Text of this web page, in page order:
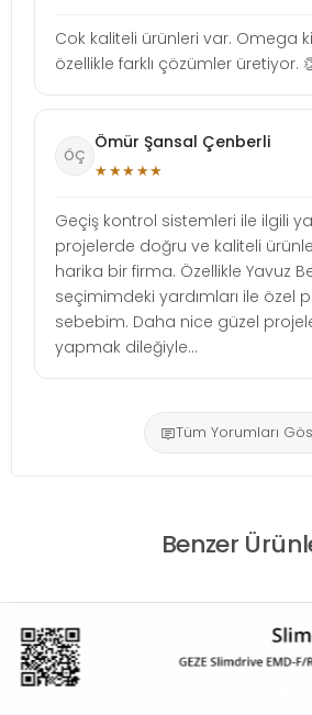
Cok kaliteli ürünleri var. Omega
özellikle farklı çözümler üretiyor.
ÖÇ
Ömür Şansal Çenberli
★★★★★
Geçiş kontrol sistemleri ile ilgili
projelerde doğru ve kaliteli
harika bir firma. Özellikle Yavuz
seçimimdeki yardımları ile özel
sebebim. Daha nice güzel
yapmak dileğiyle...
Tüm Yorumları
Benzer